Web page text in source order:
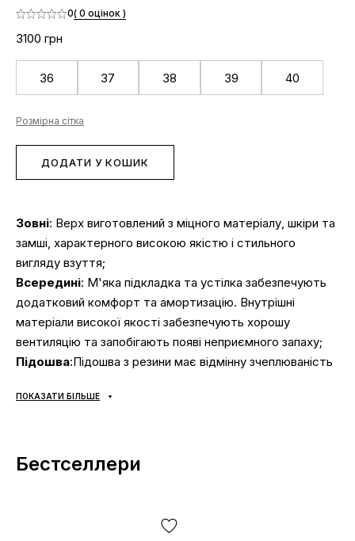
0( 0 оцінок )
3100 грн
36 37 38 39 40
Розмірна сітка
ДОДАТИ У КОШИК
Зовні: Верх виготовлений з міцного матеріалу, шкіри та
замші, характерного високою якістю і стильного
вигляду взуття;
Всередині: М'яка підкладка та устілка забезпечують
додатковий комфорт та амортизацію. Внутрішні
матеріали високої якості забезпечують хорошу
вентиляцію та запобігають появі неприємного запаху;
Підошва:Підошва з резини має відмінну зчеплюваність
Протектор на підмітці забезпечує гарне тертя та
всього року в залежності від погодних умов;
Усі товари доставляються виключно за допомогою
ПОКАЗАТИ БІЛЬШЕ
Бестселлери